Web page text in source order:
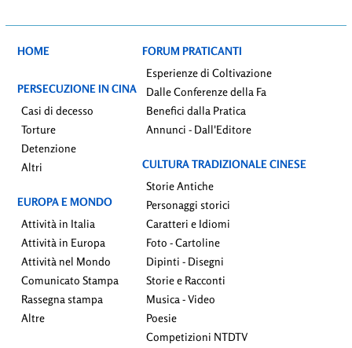
HOME
PERSECUZIONE IN CINA
Casi di decesso
Torture
Detenzione
Altri
EUROPA E MONDO
Attività in Italia
Attività in Europa
Attività nel Mondo
Comunicato Stampa
Rassegna stampa
Altre
FORUM PRATICANTI
Esperienze di Coltivazione
Dalle Conferenze della Fa
Benefici dalla Pratica
Annunci - Dall'Editore
CULTURA TRADIZIONALE CINESE
Storie Antiche
Personaggi storici
Caratteri e Idiomi
Foto - Cartoline
Dipinti - Disegni
Storie e Racconti
Musica - Video
Poesie
Competizioni NTDTV